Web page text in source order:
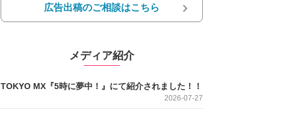
広告出稿のご相談はこちら
メディア紹介
TOKYO MX『5時に夢中！』にて紹介されました！！
2026-07-27